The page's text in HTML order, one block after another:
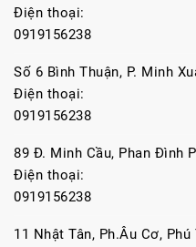
Điện thoại:
0919156238
Số 6 Bình Thuận, P. Minh
Điện thoại:
0919156238
89 Đ. Minh Cầu, Phan Đình
Điện thoại:
0919156238
11 Nhật Tân, Ph.Âu Cơ, Phú